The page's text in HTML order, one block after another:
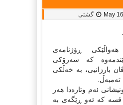
May گشتی
ڕۆژنامه‌ی
که‌ سه‌رۆکی
بارزانیی، به‌ خه‌ڵکی
ئه‌م وتاره‌دا هه‌ر
قسه‌ که‌ ئه‌و ڕێگه‌ی به‌